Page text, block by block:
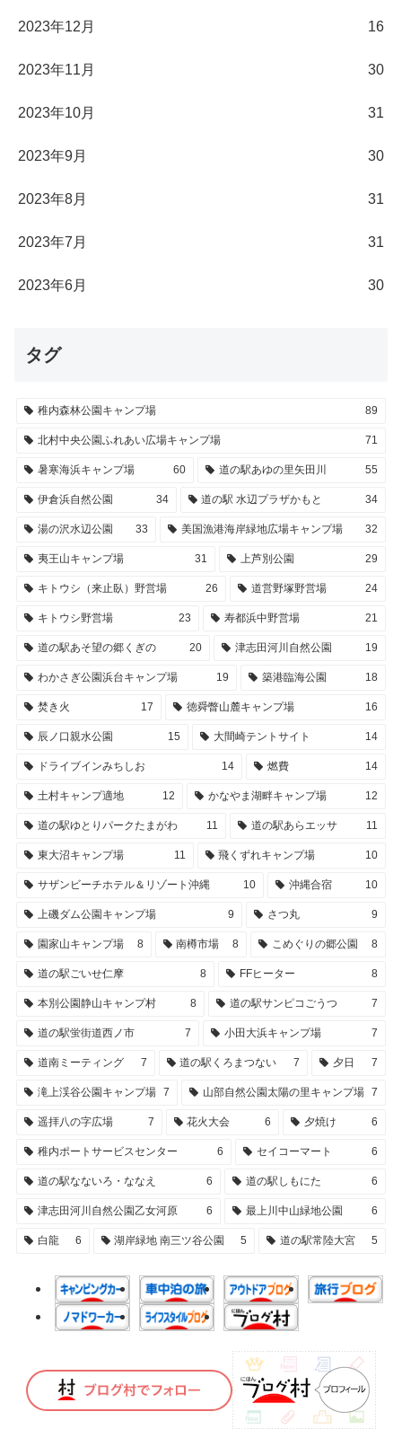
2023年12月 16
2023年11月 30
2023年10月 31
2023年9月 30
2023年8月 31
2023年7月 31
2023年6月 30
タグ
稚内森林公園キャンプ場 89
北村中央公園ふれあい広場キャンプ場 71
暑寒海浜キャンプ場 60 道の駅あゆの里矢田川 55
伊倉浜自然公園 34 道の駅 水辺プラザかもと 34
湯の沢水辺公園 33 美国漁港海岸緑地広場キャンプ場 32
夷王山キャンプ場 31 上芦別公園 29
キトウシ（来止臥）野営場 26 道営野塚野営場 24
キトウシ野営場 23 寿都浜中野営場 21
道の駅あそ望の郷くぎの 20 津志田河川自然公園 19
わかさぎ公園浜台キャンプ場 19 築港臨海公園 18
焚き火 17 徳舜瞥山麓キャンプ場 16
辰ノ口親水公園 15 大間崎テントサイト 14
ドライブインみちしお 14 燃費 14
土村キャンプ適地 12 かなやま湖畔キャンプ場 12
道の駅ゆとりパークたまがわ 11 道の駅あらエッサ 11
東大沼キャンプ場 11 飛くずれキャンプ場 10
サザンビーチホテル＆リゾート沖縄 10 沖縄合宿 10
上磯ダム公園キャンプ場 9 さつ丸 9
園家山キャンプ場 8 南樽市場 8 こめぐりの郷公園 8
道の駅ごいせ仁摩 8 FFヒーター 8
本別公園静山キャンプ村 8 道の駅サンピコごうつ 7
道の駅蛍街道西ノ市 7 小田大浜キャンプ場 7
道南ミーティング 7 道の駅くろまつない 7 夕日 7
滝上渓谷公園キャンプ場 7 山部自然公園太陽の里キャンプ場 7
遥拝八の字広場 7 花火大会 6 夕焼け 6
稚内ポートサービスセンター 6 セイコーマート 6
道の駅なないろ・ななえ 6 道の駅しもにた 6
津志田河川自然公園乙女河原 6 最上川中山緑地公園 6
白龍 6 湖岸緑地 南三ツ谷公園 5 道の駅常陸大宮 5